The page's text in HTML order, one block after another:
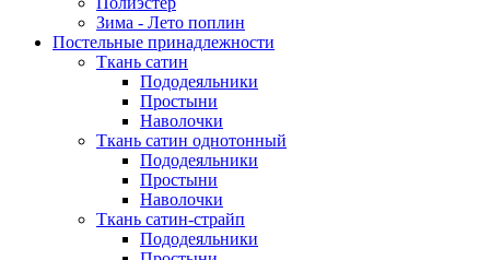
Зима - Лето поплин
Постельные принадлежности
Ткань сатин
Пододеяльники
Простыни
Наволочки
Ткань сатин однотонный
Пододеяльники
Простыни
Наволочки
Ткань сатин-страйп
Пододеяльники